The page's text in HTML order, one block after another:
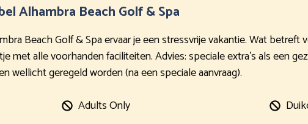
Alhambra Beach Golf & Spa
Beach Golf & Spa ervaar je een stressvrije vakantie. Wat
met alle voorhanden faciliteiten. Advies: speciale extra’s als een
wellicht geregeld worden (na een speciale aanvraag).
Adults Only